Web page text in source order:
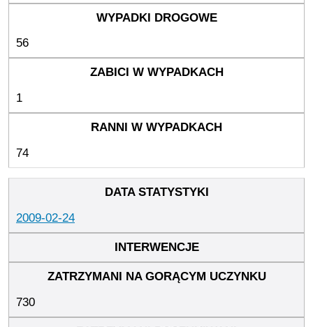
56
1
74
2009-02-24
730